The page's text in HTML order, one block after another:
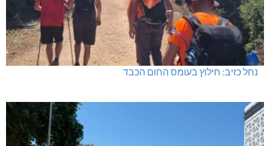
נחל כזיב: חילוץ בעומס החום הכבד